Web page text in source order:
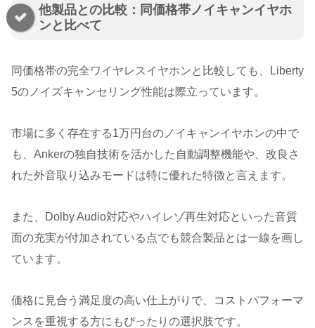
他製品との比較：同価格帯ノイキャンイヤホ
ンと比べて
同価格帯の完全ワイヤレスイヤホンと比較しても、Liberty
5のノイズキャンセリング性能は際立っています。
市場に多く存在する1万円台のノイキャンイヤホンの中で
も、Ankerの独自技術を活かした自動調整機能や、改良さ
れた外音取り込みモードは特に優れた特徴と言えます。
また、Dolby Audio対応やハイレゾ再生対応といった音質
面の充実が付加されている点でも競合製品とは一線を画し
ています。
価格に見合う満足度の高い仕上がりで、コストパフォーマ
ンスを重視する方にもぴったりの選択肢です。